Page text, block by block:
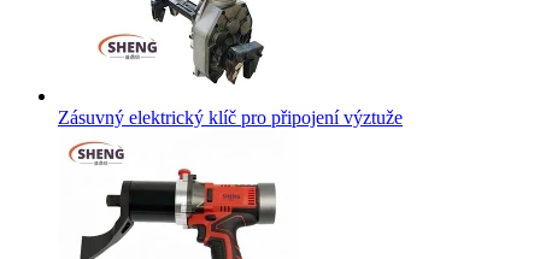
Zásuvný elektrický klíč pro připojení výztuže